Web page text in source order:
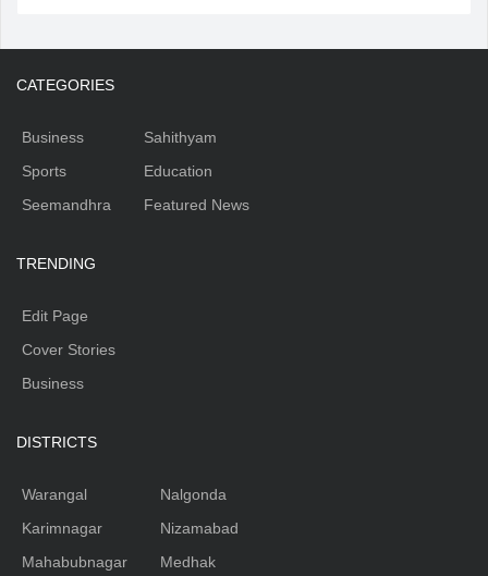
CATEGORIES
Business
Sports
Seemandhra
Sahithyam
Education
Featured News
TRENDING
Edit Page
Cover Stories
Business
DISTRICTS
Warangal
Karimnagar
Mahabubnagar
Nalgonda
Nizamabad
Medhak